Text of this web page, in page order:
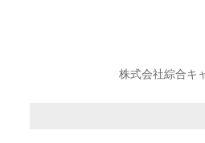
株式会社綜合キ